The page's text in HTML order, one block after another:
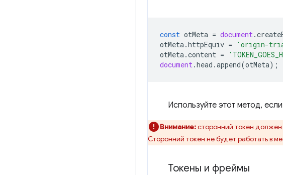
const otMeta = document.
otMeta.httpEquiv = 'origin-
otMeta.content =
document.head .append(otMeta);
Используйте этот метод,
Внимание:сторонний токен
Сторонний токен не будет работать в
Токены и фреймы